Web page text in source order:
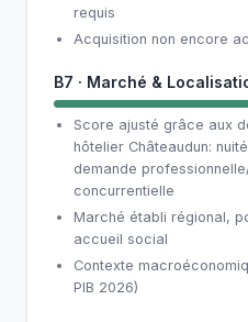
requis
Acquisition non encore
B7 · Marché &
Score ajusté grâce aux
hôtelier Châteaudun:
demande
concurrentielle
Marché établi régional,
accueil social
Contexte
PIB 2026)